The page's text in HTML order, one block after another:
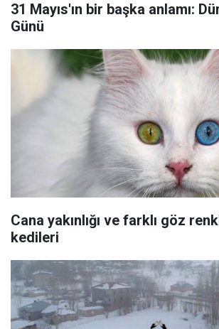
31 Mayıs'ın bir başka anlamı:
Günü
Cana yakınlığı ve farklı göz
kedileri